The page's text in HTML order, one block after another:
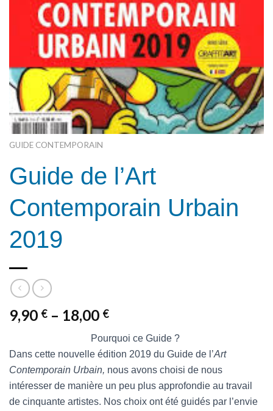
GUIDE CONTEMPORAIN
Guide de l’Art
Contemporain Urbain
2019
9,90 € – 18,00 €
Pourquoi ce Guide ?
Dans cette nouvelle édition 2019 du Guide de l’Art
Contemporain Urbain, nous avons choisi de nous
intéresser de manière un peu plus approfondie au travail
de cinquante artistes. Nos choix ont été guidés par l’envie